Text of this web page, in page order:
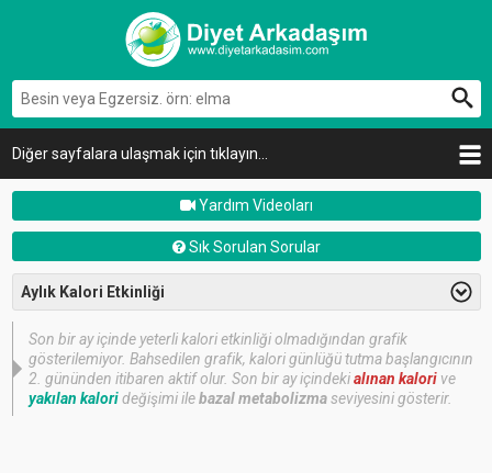
Diğer sayfalara ulaşmak için tıklayın...
Yardım Videoları
Sık Sorulan Sorular
Aylık Kalori Etkinliği
Son bir ay içinde yeterli kalori etkinliği olmadığından grafik
gösterilemiyor. Bahsedilen grafik, kalori günlüğü tutma başlangıcının
2. gününden itibaren aktif olur. Son bir ay içindekialınan kalorive
yakılan kalorideğişimi ilebazal metabolizmaseviyesini gösterir.